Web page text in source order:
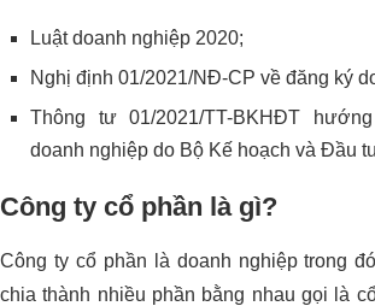
Luật doanh nghiệp 2020;
Nghị định 01/2021/NĐ-CP về đăng ký
Thông tư 01/2021/TT-BKHĐT
doanh nghiệp do Bộ Kế hoạch và Đầu
Công ty cổ phần là gì?
Công ty cổ phần là doanh nghiệp trong
chia thành nhiều phần bằng nhau gọi là